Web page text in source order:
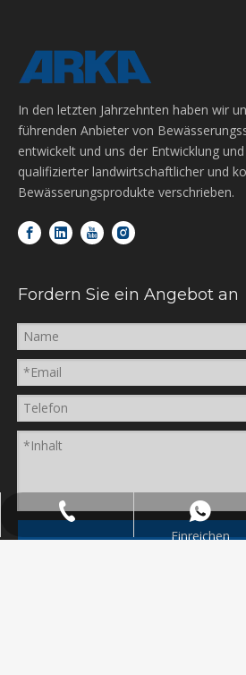
In den letzten Jahrzehnten haben wir
führenden Anbieter von
entwickelt und uns der Entwicklung
qualifizierter landwirtschaftlicher und
Bewässerungsprodukte verschrieben.
86 591
86 591
Fordern Sie ein Angebot an
Einreichen